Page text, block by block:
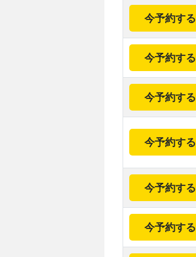
今予約する
今予約する
今予約する
今予約する
今予約する
今予約する